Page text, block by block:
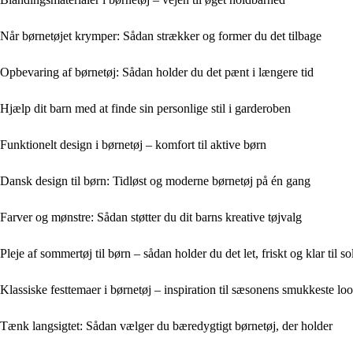
Når børnetøjet krymper: Sådan strækker og former du det tilbage
Opbevaring af børnetøj: Sådan holder du det pænt i længere tid
Hjælp dit barn med at finde sin personlige stil i garderoben
Funktionelt design i børnetøj – komfort til aktive børn
Dansk design til børn: Tidløst og moderne børnetøj på én gang
Farver og mønstre: Sådan støtter du dit barns kreative tøjvalg
Pleje af sommertøj til børn – sådan holder du det let, friskt og klar til
Klassiske festtemaer i børnetøj – inspiration til sæsonens smukkeste
Tænk langsigtet: Sådan vælger du bæredygtigt børnetøj, der holder